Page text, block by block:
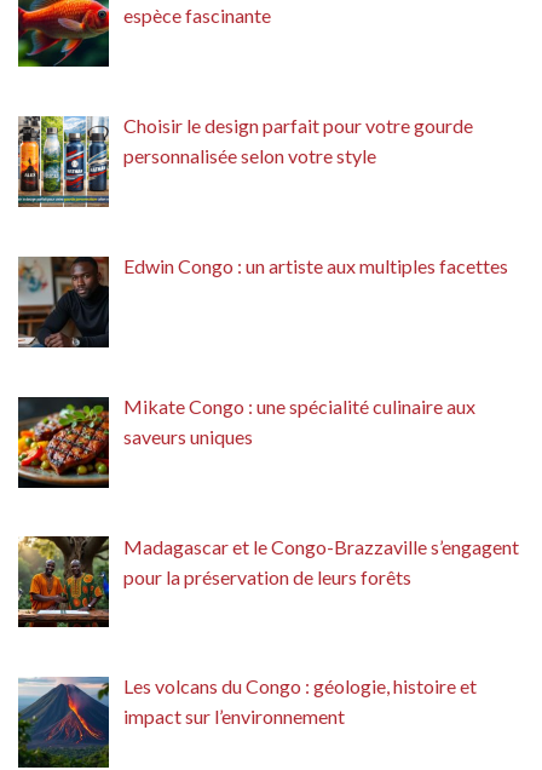
espèce fascinante
Choisir le design parfait pour votre gourde
personnalisée selon votre style
Edwin Congo : un artiste aux multiples facettes
Mikate Congo : une spécialité culinaire aux
saveurs uniques
Madagascar et le Congo-Brazzaville s’engagent
pour la préservation de leurs forêts
Les volcans du Congo : géologie, histoire et
impact sur l’environnement